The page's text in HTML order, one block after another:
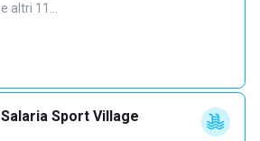
e altri 11…
Salaria Sport Village